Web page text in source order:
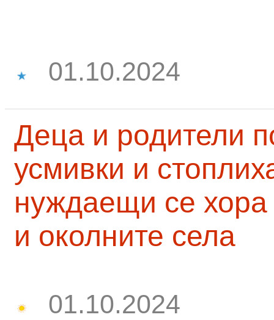
01.10.2024
Деца и родители
усмивки и
нуждаещи се
и околните села
01.10.2024